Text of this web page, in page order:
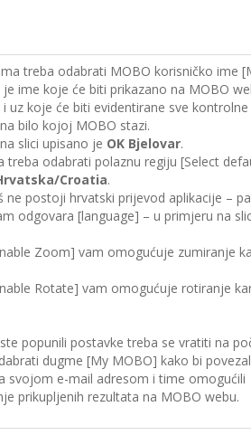
treba odabrati MOBO korisničko ime
ime koje će biti prikazano na MOBO
i uz koje će biti evidentirane sve
bilo kojoj MOBO stazi.
slici upisano je OK Bjelovar.
treba odabrati polaznu regiju [Select
Croatia.
ne postoji hrvatski prijevod aplikacije –
odgovara [language] – u primjeru na
Zoom] vam omogućuje zumiranje
Rotate] vam omogućuje rotiranje
popunili postavke treba se vratiti na
dugme [My MOBO] kako bi
svojom e-mail adresom i time omogućili
prikupljenih rezultata na MOBO webu.